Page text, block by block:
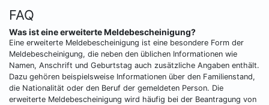
FAQ
Was ist eine erweiterte Meldebescheinigung?
Eine erweiterte Meldebescheinigung ist eine besondere Form der
Meldebescheinigung, die neben den üblichen Informationen wie
Namen, Anschrift und Geburtstag auch zusätzliche Angaben enthält.
Dazu gehören beispielsweise Informationen über den Familienstand,
die Nationalität oder den Beruf der gemeldeten Person. Die
erweiterte Meldebescheinigung wird häufig bei der Beantragung von